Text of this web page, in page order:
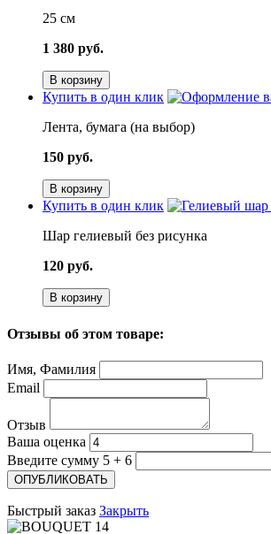
25 см
1 380 руб.
В корзину
Купить в один клик
Лента, бумага (на выбор)
150 руб.
В корзину
Купить в один клик
Шар гелиевый без рисунка
120 руб.
В корзину
Отзывы об этом товаре:
Имя, Фамилия
Email
Отзыв
Ваша оценка
Введите сумму 5 + 6
Быстрый заказ Закрыть